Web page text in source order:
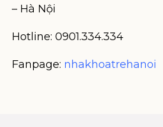
– Hà Nội
Hotline: 0901.334.334
Fanpage: nhakhoatrehanoi